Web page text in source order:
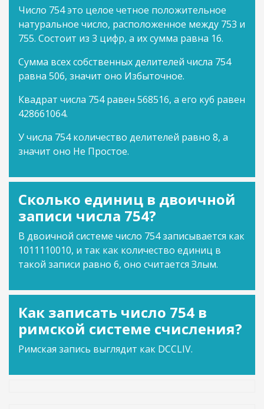
Число 754 это целое четное положительное
натуральное число, расположенное между 753 и
755. Состоит из 3 цифр, а их сумма равна 16.
Сумма всех собственных делителей числа 754
равна 506, значит оно Избыточное.
Квадрат числа 754 равен 568516, а его куб равен
428661064.
У числа 754 количество делителей равно 8, а
значит оно Не Простое.
Сколько единиц в двоичной
записи числа 754?
В двоичной системе число 754 записывается как
1011110010, и так как количество единиц в
такой записи равно 6, оно считается Злым.
Как записать число 754 в
римской системе счисления?
Римская запись выглядит как DCCLIV.